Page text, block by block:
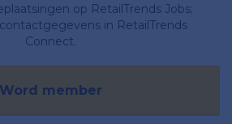
op RetailTrends Jobs;
in RetailTrends
Connect.
Word member